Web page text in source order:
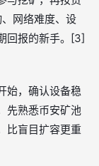
网络难度、设
回报的新手。[3]
始，确认设备稳
先熟悉币安矿池
比盲目扩容更重